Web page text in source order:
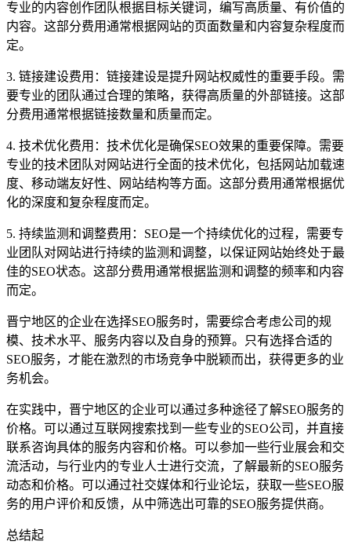
专业的内容创作团队根据目标关键词，编写高质量、有价值的
内容。这部分费用通常根据网站的页面数量和内容复杂程度而
定。
3. 链接建设费用：链接建设是提升网站权威性的重要手段。需
要专业的团队通过合理的策略，获得高质量的外部链接。这部
分费用通常根据链接数量和质量而定。
4. 技术优化费用：技术优化是确保SEO效果的重要保障。需要
专业的技术团队对网站进行全面的技术优化，包括网站加载速
度、移动端友好性、网站结构等方面。这部分费用通常根据优
化的深度和复杂程度而定。
5. 持续监测和调整费用：SEO是一个持续优化的过程，需要专
业团队对网站进行持续的监测和调整，以保证网站始终处于最
佳的SEO状态。这部分费用通常根据监测和调整的频率和内容
而定。
晋宁地区的企业在选择SEO服务时，需要综合考虑公司的规
模、技术水平、服务内容以及自身的预算。只有选择合适的
SEO服务，才能在激烈的市场竞争中脱颖而出，获得更多的业
务机会。
在实践中，晋宁地区的企业可以通过多种途径了解SEO服务的
价格。可以通过互联网搜索找到一些专业的SEO公司，并直接
联系咨询具体的服务内容和价格。可以参加一些行业展会和交
流活动，与行业内的专业人士进行交流，了解最新的SEO服务
动态和价格。可以通过社交媒体和行业论坛，获取一些SEO服
务的用户评价和反馈，从中筛选出可靠的SEO服务提供商。
总结起